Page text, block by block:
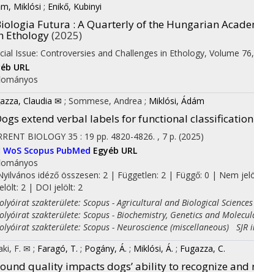
Miklósi ; Enikő, Kubinyi
Futura : A Quarterly of the Hungarian
Ethology(2025)
Issue: Controversies and Challenges in Ethology, Volume
URL
Claudia ✉ ; Sommese, Andrea ; Miklósi, Ádám
extend verbal labels for functional
BIOLOGY 35 : 19 pp. 4820-4826. , 7 p. (2025)
WoS Scopus PubMed Egyéb URL
idéző összesen: 2| Független: 2 | Függő: 0 | Nem
2 | DOI jelölt: 2
szakterülete: Scopus - Agricultural and Biological
szakterülete: Scopus - Biochemistry, Genetics and
szakterülete: Scopus - Neuroscience (miscellaneous) SJR
F. ✉ ; Faragó, T. ; Pogány, Á. ; Miklósi, Á. ; Fugazza, C.
quality impacts dogs’ ability to recognize